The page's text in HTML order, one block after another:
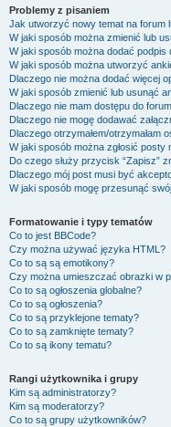
Problemy z pisaniem
Jak utworzyć nowy temat na forum
W jaki sposób można zmienić lub
W jaki sposób można dodać podpis
W jaki sposób można utworzyć
Dlaczego nie można dodać więcej
W jaki sposób zmienić lub usunąć
Dlaczego nie mam dostępu do
Dlaczego nie mogę dodawać
Dlaczego otrzymałem/otrzymałam
W jaki sposób można zgłosić posty
Do czego służy przycisk “Zapisz”
Dlaczego mój post musi być
W jaki sposób mogę przesunąć
Formatowanie i typy tematów
Co to jest BBCode?
Czy można używać języka HTML?
Co to są są emotikony?
Czy można umieszczać obrazki w
Co to są ogłoszenia globalne?
Co to są ogłoszenia?
Co to są przyklejone tematy?
Co to są zamknięte tematy?
Co to są ikony tematu?
Rangi użytkownika i grupy
Kim są administratorzy?
Kim są moderatorzy?
Co to są grupy użytkowników?